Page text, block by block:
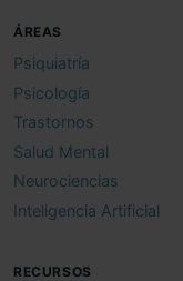
ÁREAS
Psiquiatría
Psicología
Trastornos
Salud Mental
Neurociencias
Inteligencia Artificial
RECURSOS